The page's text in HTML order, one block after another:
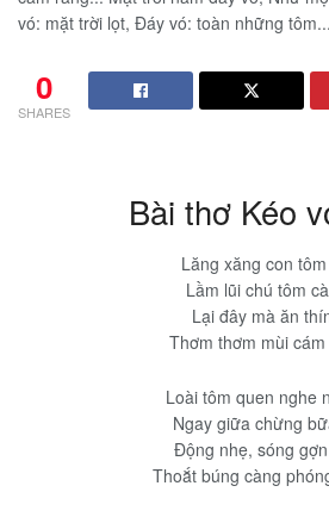
vó: mặt trời lọt, Đáy vó: toàn những tôm...
0
SHARES
Bài thơ Kéo
Lăng xăng con
Lầm lũi chú tôm
Lại đây mà ăn
Thơm thơm mùi
Loài tôm quen nghe
Ngay giữa chừng
Động nhẹ, sóng
Thoắt búng càng